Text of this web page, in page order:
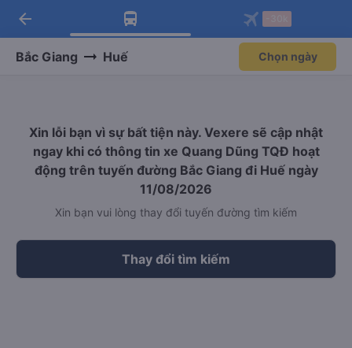
Tải app Vexere ngay!
Nhận ưu đãi thành viên độc
Mở app
Tải app Vexere
-30k/ghế khi đặt vé máy bay qua
Mở app
arrow_back
Bắc Giang Huế Chọn ngày
Xin lỗi bạn vì sự bất tiện này. Vexere sẽ cập nhật
ngay khi có thông tin xe Quang Dũng TQĐ hoạt
động trên tuyến đường Bắc Giang đi Huế ngày
11/08/2026
Xin bạn vui lòng thay đổi tuyến đường tìm kiếm
Thay đổi tìm kiếm